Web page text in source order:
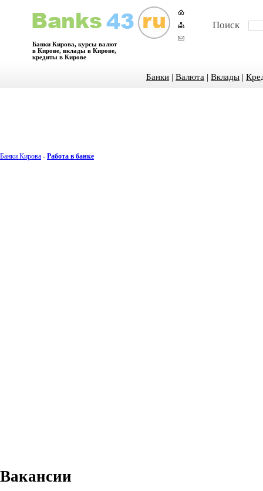
Банки Кирова, курсы валют
в Кирове, вклады в Кирове,
кредиты в Кирове
Поиск
Банки | Валюта | Вклады |
Банки Кирова - Работа в банке
Вакансии